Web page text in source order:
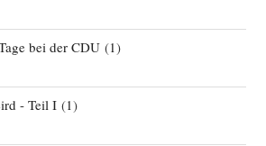
bei der CDU(1)
- Teil I(1)